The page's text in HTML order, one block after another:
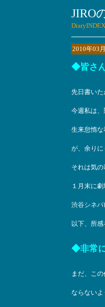
JIRO
DiaryINDEX
2010年03
◆皆さ
先日書いた
今週私は、
生来怠惰な
が、余りに
それは気
１月末に
渋谷シネパ
以下、所感
◆非常
まだ、こ
ならないよ